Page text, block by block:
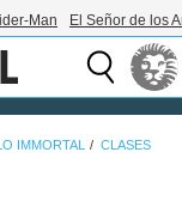
Man El Señor de los
IMMORTAL CLASES